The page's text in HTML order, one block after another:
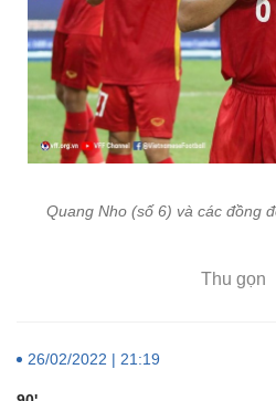
Quang Nho (số 6) và các đồng
Thu gọn
26/02/2022 | 21:19